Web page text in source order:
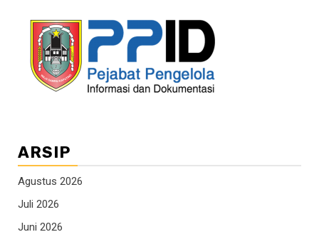
ARSIP
Agustus 2026
Juli 2026
Juni 2026